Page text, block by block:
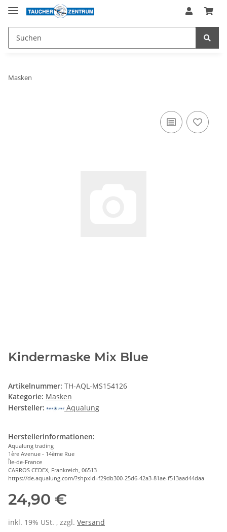
Masken
Kindermaske Mix Blue
Artikelnummer: TH-AQL-MS154126
Kategorie: Masken
Hersteller:
Aqualung
Herstellerinformationen:
Aqualung trading
1ère Avenue - 14ème Rue
Île-de-France
CARROS CEDEX, Frankreich, 06513
https://de.aqualung.com/?shpxid=f29db300-25d6-42a3-81ae-f513aad44daa
24,90 €
inkl. 19% USt. , zzgl. Versand